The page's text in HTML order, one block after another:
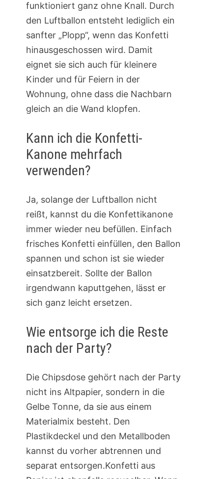
funktioniert ganz ohne Knall. Durch
den Luftballon entsteht lediglich ein
sanfter „Plopp“, wenn das Konfetti
hinausgeschossen wird. Damit
eignet sie sich auch für kleinere
Kinder und für Feiern in der
Wohnung, ohne dass die Nachbarn
gleich an die Wand klopfen.
Kann ich die Konfetti-
Kanone mehrfach
verwenden?
Ja, solange der Luftballon nicht
reißt, kannst du die Konfettikanone
immer wieder neu befüllen. Einfach
frisches Konfetti einfüllen, den Ballon
spannen und schon ist sie wieder
einsatzbereit. Sollte der Ballon
irgendwann kaputtgehen, lässt er
sich ganz leicht ersetzen.
Wie entsorge ich die Reste
nach der Party?
Die Chipsdose gehört nach der Party
nicht ins Altpapier, sondern in die
Gelbe Tonne, da sie aus einem
Materialmix besteht. Den
Plastikdeckel und den Metallboden
kannst du vorher abtrennen und
separat entsorgen.Konfetti aus